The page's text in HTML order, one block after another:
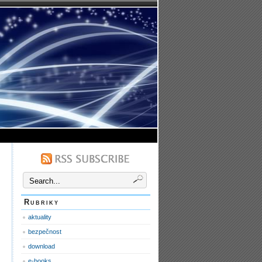
Rubriky
aktuality
bezpečnost
download